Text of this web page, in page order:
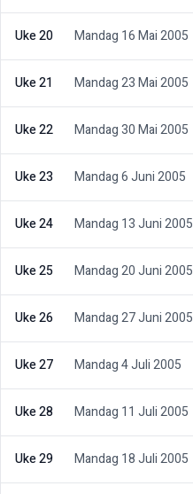
Uke 20 Mandag 16 Mai 2005
Uke 21 Mandag 23 Mai 2005
Uke 22 Mandag 30 Mai 2005
Uke 23 Mandag 6 Juni 2005
Uke 24 Mandag 13 Juni 2005
Uke 25 Mandag 20 Juni 2005
Uke 26 Mandag 27 Juni 2005
Uke 27 Mandag 4 Juli 2005
Uke 28 Mandag 11 Juli 2005
Uke 29 Mandag 18 Juli 2005